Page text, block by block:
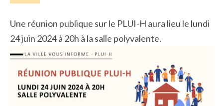
Une réunion publique sur le PLUI-H aura lieu le lundi
24 juin 2024 à 20h à la salle polyvalente.